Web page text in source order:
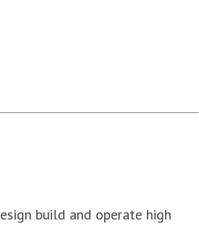
build and operate high